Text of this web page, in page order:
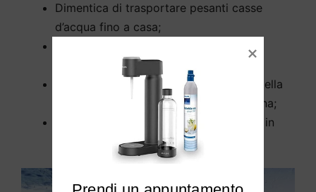
Dimentica di trasportare pesanti casse
d’acqua fino a casa;
L’installazione a Monte San Giovanni in
Sabina non richiede opere murarie;
Rimuove tutti gli inquinanti dall’acqua della
tua casa a Monte San Giovanni in Sabina;
Elimina cloro e calcare dalla tua acqua in
modo efficiente.